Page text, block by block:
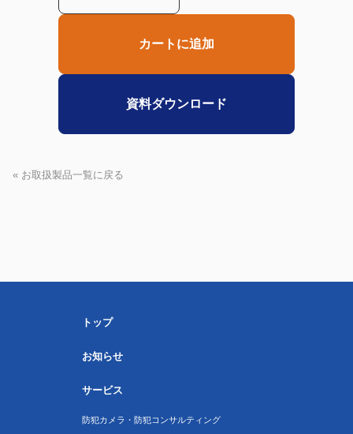
カートに追加
資料ダウンロード
« お取扱製品一覧に戻る
トップ
お知らせ
サービス
防犯カメラ・防犯コンサルティング